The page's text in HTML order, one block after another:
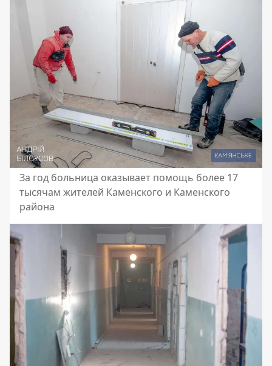
За год больница оказывает помощь более 17
тысячам жителей Каменского и Каменского
района